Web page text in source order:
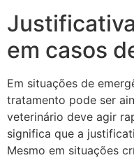
em casos
Em situações de
tratamento pode ser
veterinário deve agir
significa que a
Mesmo em situações